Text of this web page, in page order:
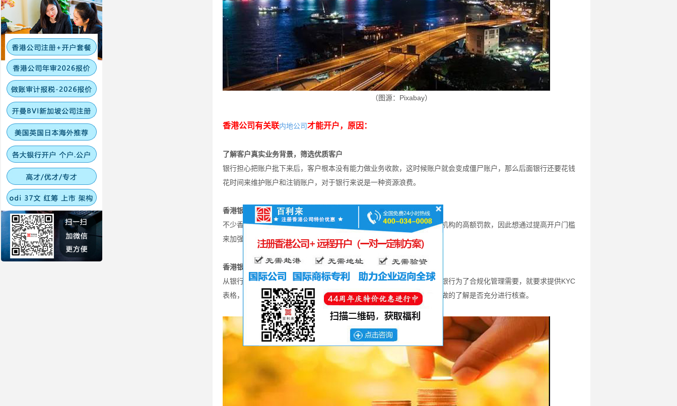
（图源：Pixabay）
香港公司有关联内地公司 才能开户，原因：
了解客户真实业务背景，筛选优质客户
银行担心把账户批下来后，客户根本没有能力做业务收款，这时候账户就会变成僵尸账户，那么后面银行还要花钱
花时间来维护账户和注销账户，对于银行来说是一种资源浪费。
香港银行受到高额罚款
不少香港银行由于监管不到位，导致账户出现异常交易行为，受到监管机构的高额罚款，因此想通过提高开户门槛
来加强监管力度。
香港银行合规管理需要
从银行开户角度来看，很多企业要求开户的理由都是做外贸生意，那么银行为了合规化管理需要，就要求提供KYC
表格，即对开户的公司是否具备业务基本条件、所做业务是否合法、所做的了解是否充分进行核查。